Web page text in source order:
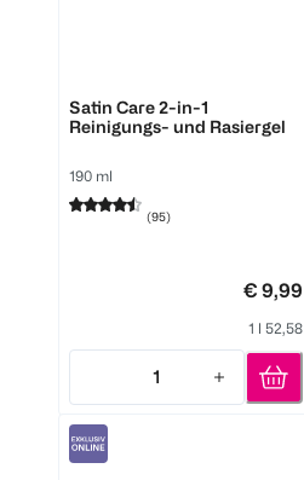
Satin Care 2-in-1
Reinigungs- und Rasiergel
190 ml
(95)
€ 9,99
1 l 52,58
1
Quantity: 1